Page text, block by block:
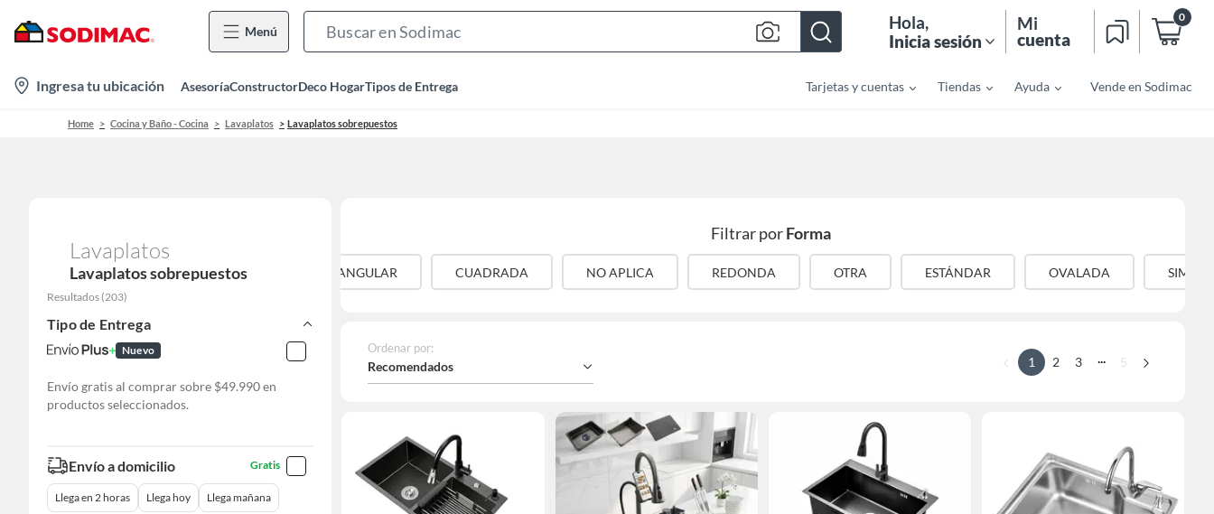
Menú
Bar
Hola,
Inicia sesión
Mi
cuenta
0
location-
icon
Ingresa tu ubicación AsesoríaConstructorDeco HogarTipos de Entrega Tarjetas y cuentas Tiendas Ayuda Vende en Sodimac
Home Cocina y Baño - Cocina Lavaplatos Lavaplatos sobrepuestos
Lavaplatos
Lavaplatos sobrepuestos
Resultados (203)
Tipo de Entrega
Nuevo
Envío gratis al comprar sobre $49.990 en
productos seleccionados.
Envío a domicilio Gratis
Llega en 2 horas Llega hoy Llega mañana
Filtrar porForma
RECTANGULAR CUADRADA NO APLICA REDONDA OTRA ESTÁNDAR OVALADA SIMPLE
Ordenar por:
Recomendados 1 2 3 ... 5